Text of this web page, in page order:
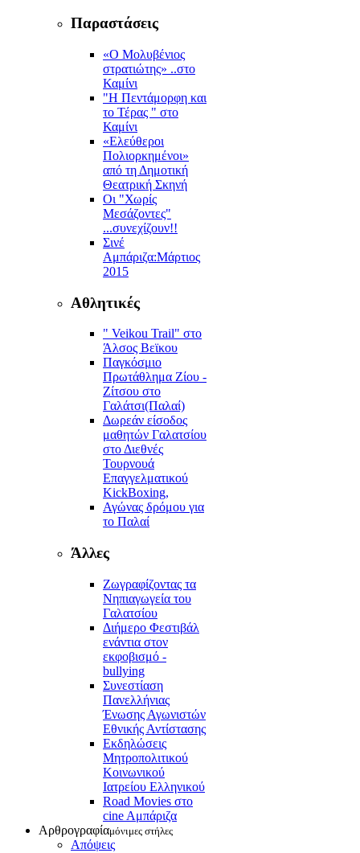
Παραστάσεις
«Ο Μολυβένιος
στρατιώτης» ..στο
Καμίνι
"Η Πεντάμορφη και
το Τέρας " στο
Καμίνι
«Ελεύθεροι
Πολιορκημένοι»
από τη Δημοτική
Θεατρική Σκηνή
Οι "Χωρίς
Μεσάζοντες"
...συνεχίζουν!!
Σινέ
Αμπάριζα:Mάρτιος
2015
Αθλητικές
" Veikou Trail" στο
Άλσος Βεϊκου
Παγκόσμιο
Πρωτάθλημα Ζίου -
Ζίτσου στο
Γαλάτσι(Παλαί)
Δωρεάν είσοδος
μαθητών Γαλατσίου
στο Διεθνές
Τουρνουά
Επαγγελματικού
KickBoxing,
Αγώνας δρόμου για
το Παλαί
Άλλες
Ζωγραφίζοντας τα
Νηπιαγωγεία του
Γαλατσίου
Διήμερο Φεστιβάλ
ενάντια στον
εκφοβισμό -
bullying
Συνεστίαση
Πανελλήνιας
Ένωσης Αγωνιστών
Εθνικής Αντίστασης
Εκδηλώσεις
Μητροπολιτικού
Κοινωνικού
Ιατρείου Ελληνικού
Road Movies στο
cine Aμπάριζα
Αρθρογραφίαμόνιμες στήλες
Απόψεις